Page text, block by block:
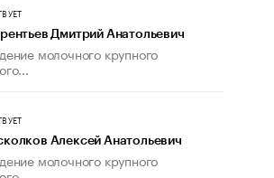
стареет иначе». Как живет глава
Дмитрий Анатольевич
молочного крупного
Алексей Анатольевич
молочного крупного